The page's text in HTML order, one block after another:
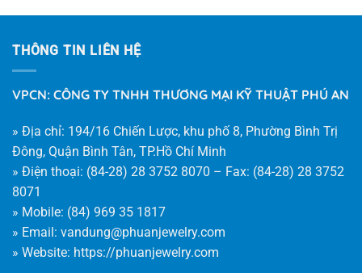
THÔNG TIN LIÊN HỆ
VPCN: CÔNG TY TNHH THƯƠNG MẠI KỸ THUẬT PHÚ AN
» Địa chỉ: 194/16 Chiến Lược, khu phố 8, Phường Bình Trị
Đông, Quận Bình Tân, TP.Hồ Chí Minh
» Điện thoại: (84-28) 28 3752 8070 – Fax: (84-28) 28 3752
8071
» Mobile: (84) 969 35 1817
» Email: vandung@phuanjewelry.com
» Website: https://phuanjewelry.com